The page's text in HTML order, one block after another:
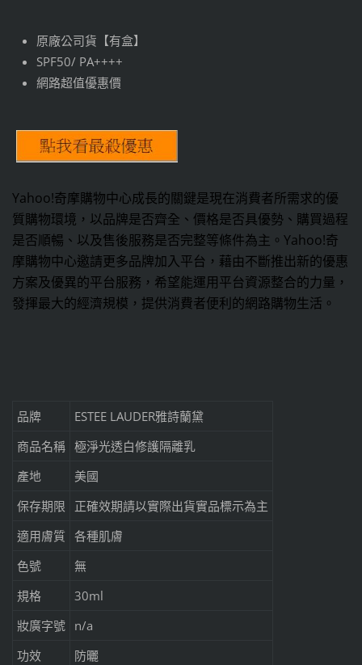
原廠公司貨【有盒】
SPF50/ PA++++
網路超值優惠價
Yahoo!奇摩購物中心成長的關鍵是現在消費者所需求的優
質購物環境，以品牌是否齊全、價格是否具優勢、購買過程
是否順暢、以及售後服務是否完整等條件為主。Yahoo!奇
摩購物中心邀請更多品牌加入平台，藉由不斷推出新的優惠
方案及優異的平台服務，希望能運用平台資源整合的力量，
發揮最大的經濟規模，提供消費者便利的網路購物生活。
品牌
ESTEE LAUDER雅詩蘭黛
商品名稱 極淨光透白修護隔離乳
產地
美國
保存期限
正確效期請以實際出貨實品標示為主
適用膚質 各種肌膚
色號
無
規格
30ml
妝廣字號
n/a
功效
防曬